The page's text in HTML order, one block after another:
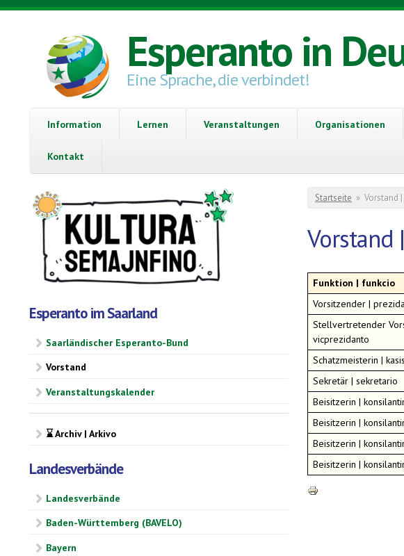
Direkt zum Inhalt
Esperanto in
Eine Sprache, die verbindet!
Information Lernen Veranstaltungen Organisationen
Kontakt
Esperanto im Saarland
Saarländischer Esperanto-Bund
Vorstand
Veranstaltungskalender
⌛ Archiv | Arkivo
Landesverbände
Landesverbände
Baden-Württemberg (BAVELO)
Bayern
Sie sind hier
Startseite » Vorstand
Vorstand
Funktion | funkcio
Vorsitzender |
Stellvertretender
vicprezidanto
Schatzmeisterin |
Sekretär | sekretario
Beisitzerin |
Beisitzerin |
Beisitzerin |
Beisitzerin |